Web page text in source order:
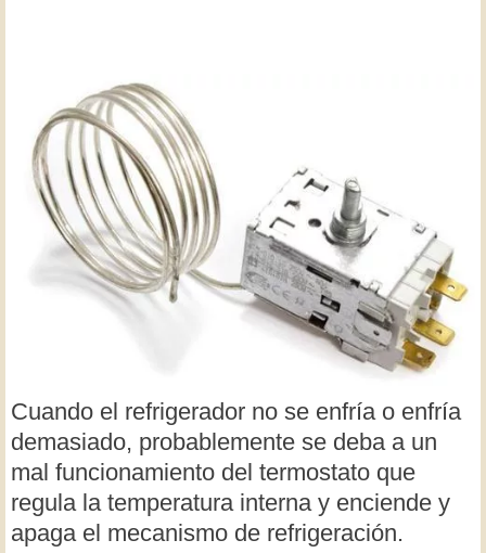
Cuando el refrigerador no se enfría o enfría
demasiado, probablemente se deba a un
mal funcionamiento del termostato que
regula la temperatura interna y enciende y
apaga el mecanismo de refrigeración.